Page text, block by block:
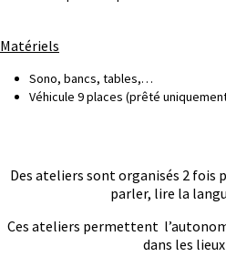
Matériels
Sono, bancs, tables,…
Véhicule 9 places (prêté
Des ateliers sont organisés 2 fois
parler, lire la
Ces ateliers permettent
dans les lieux